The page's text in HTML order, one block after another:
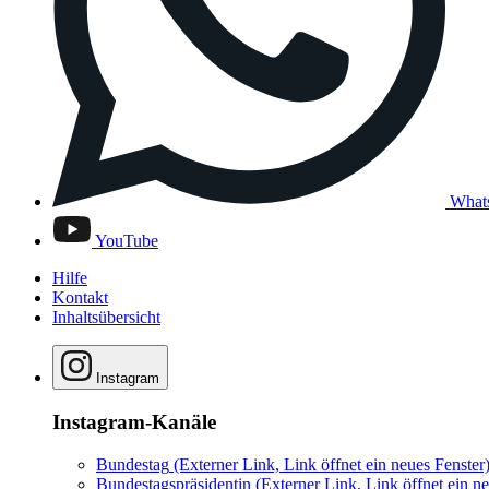
YouTube
Hilfe
Kontakt
Inhaltsübersicht
Instagram
Instagram-Kanäle
Bundestag (Externer Link, Link öffnet ein neues Fenster)
Bundestagspräsidentin (Externer Link, Link öffnet ein